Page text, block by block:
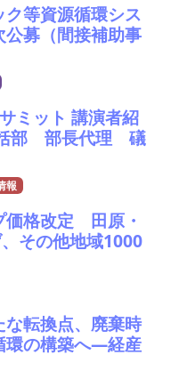
等資源循環シス
募（間接補助事
ミット 講演者紹
部 部長代理 礒
報
格改定 田原・
その他地域1000
転換点、廃棄時
環の構築へ―経産